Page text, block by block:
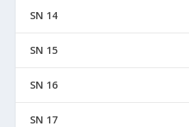
SN 14
SN 15
SN 16
SN 17